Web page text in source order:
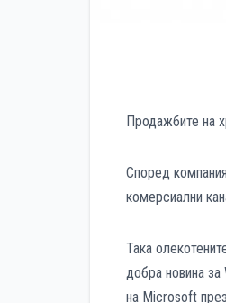
Продажбите на
Според
комерсиални
Така
добра новина
на Microsoft